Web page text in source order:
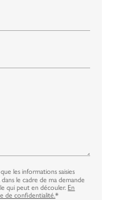
les informations saisies
dans le cadre de ma demande
qui peut en découler. En
de confidentialité.*